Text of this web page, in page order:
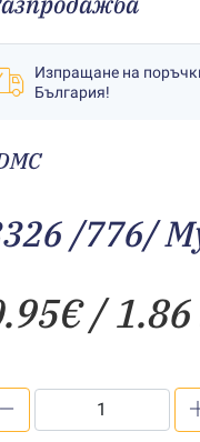
Изпращане на
България!
/776/
€/ 1.86